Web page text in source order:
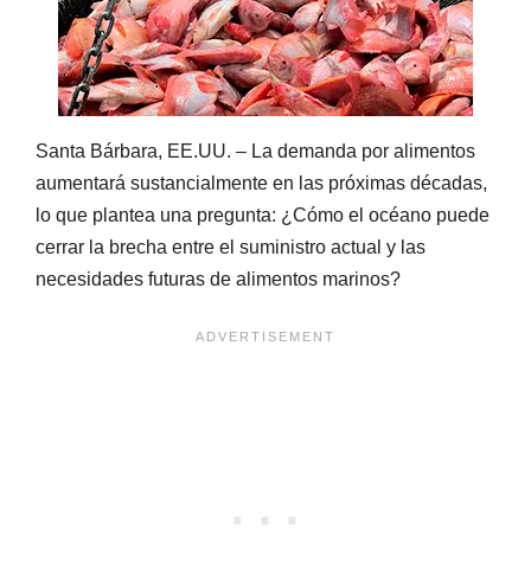
Santa Bárbara, EE.UU. – La demanda por alimentos
aumentará sustancialmente en las próximas décadas,
lo que plantea una pregunta: ¿Cómo el océano puede
cerrar la brecha entre el suministro actual y las
necesidades futuras de alimentos marinos?